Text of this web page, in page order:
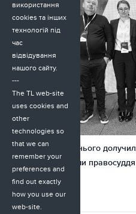
Адвокат майбутнього
реформи системи
Прикарпаття
23.11.2025
використання
cookies та інших
технологій під
час
відвідування
нашого сайту.
---
The TL web-site
uses cookies and
other
technologies so
that we can
remember your
preferences and
find out exactly
how you use our
web-site.